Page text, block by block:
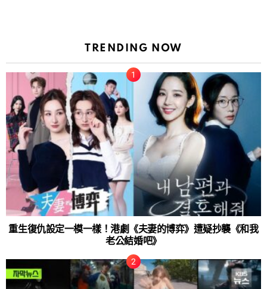
TRENDING NOW
重生復仇設定一模一樣！港劇《夫妻的博弈》遭疑抄襲《和我
老公結婚吧》